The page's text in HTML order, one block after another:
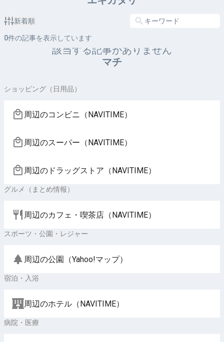
新着順
0件の記事を表示しています
該当する記事がありません
マチ
ショッピング（日用品）
周辺のコンビニ（NAVITIME）
周辺のスーパー（NAVITIME）
周辺のドラッグストア（NAVITIME）
グルメ（まとめ情報）
周辺のカフェ・喫茶店（NAVITIME）
スポーツ・公園・レジャー
周辺の公園（Yahoo!マップ）
宿泊・入浴
周辺のホテル（NAVITIME）
病院・医療